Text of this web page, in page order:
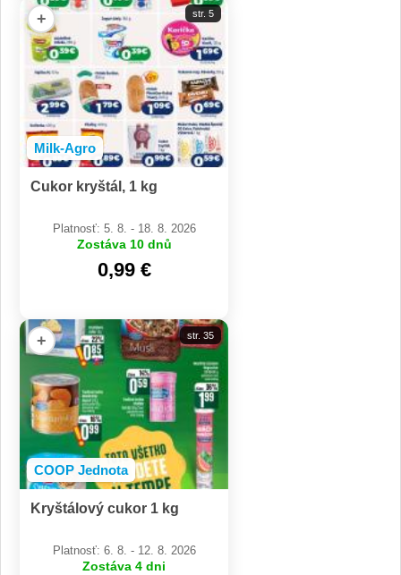
+
Milk-Agro
str. 5
Cukor kryštál, 1 kg
Platnosť: 5. 8. - 18. 8. 2026
Zostáva 10 dnů
0,99 €
+
COOP Jednota
str. 35
Kryštálový cukor 1 kg
Platnosť: 6. 8. - 12. 8. 2026
Zostáva 4 dni